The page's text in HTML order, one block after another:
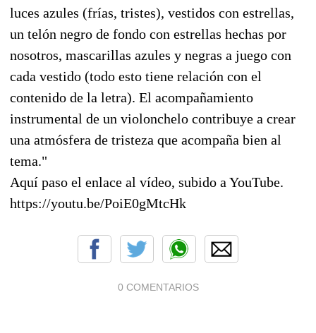
luces azules (frías, tristes), vestidos con estrellas,
un telón negro de fondo con estrellas hechas por
nosotros, mascarillas azules y negras a juego con
cada vestido (todo esto tiene relación con el
contenido de la letra). El acompañamiento
instrumental de un violonchelo contribuye a crear
una atmósfera de tristeza que acompaña bien al
tema."
Aquí paso el enlace al vídeo, subido a YouTube.
https://youtu.be/PoiE0gMtcHk
0 COMENTARIOS